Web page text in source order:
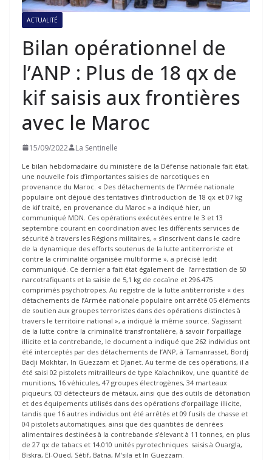
ACTUALITÉ
Bilan opérationnel de
l’ANP : Plus de 18 qx de
kif saisis aux frontières
avec le Maroc
15/09/2022 La Sentinelle
Le bilan hebdomadaire du ministère de la Défense nationale fait état,
une nouvelle fois d’importantes saisies de narcotiques en
provenance du Maroc. « Des détachements de l’Armée nationale
populaire ont déjoué des tentatives d’introduction de 18 qx et 07 kg
de kif traité, en provenance du Maroc » a indiqué hier, un
communiqué MDN. Ces opérations exécutées entre le 3 et 13
septembre courant en coordination avec les différents services de
sécurité à travers les Régions militaires, « s’inscrivent dans le cadre
de la dynamique des efforts soutenus de la lutte antiterroriste et
contre la criminalité organisée multiforme », a précisé ledit
communiqué. Ce dernier a fait état également de l’arrestation de 50
narcotrafiquants et la saisie de 5,1 kg de cocaïne et 296.475
comprimés psychotropes. Au registre de la lutte antiterroriste « des
détachements de l’Armée nationale populaire ont arrêté 05 éléments
de soutien aux groupes terroristes dans des opérations distinctes à
travers le territoire national », a indiqué la même source. S’agissant
de la lutte contre la criminalité transfrontalière, à savoir l’orpaillage
illicite et la contrebande, le document a indiqué que 262 individus ont
été interceptés par des détachements de l’ANP, à Tamanrasset, Bordj
Badji Mokhtar, In Guezzam et Djanet. Au terme de ces opérations, il a
été saisi 02 pistolets mitrailleurs de type Kalachnikov, une quantité de
munitions, 16 véhicules, 47 groupes électrogènes, 34 marteaux
piqueurs, 03 détecteurs de métaux, ainsi que des outils de détonation
et des équipements utilisés dans des opérations d’orpaillage illicite,
tandis que 16 autres individus ont été arrêtés et 09 fusils de chasse et
04 pistolets automatiques, ainsi que des quantités de denrées
alimentaires destinées à la contrebande s’élevant à 11 tonnes, en plus
de 27 qx de tabacs et 14.010 unités pyrotechniques saisis à Ouargla,
Biskra, El-Oued, Sétif, Batna, M’sila et In Guezzam.